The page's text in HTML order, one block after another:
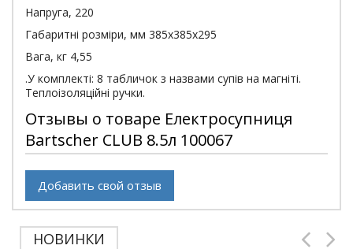
Напруга, 220
Габаритні розміри, мм 385х385х295
Вага, кг 4,55
.У комплекті: 8 табличок з назвами супів на магніті.
Теплоізоляційні ручки.
Отзывы о товаре Електросупниця
Bartscher CLUB 8.5л 100067
Добавить свой отзыв
НОВИНКИ